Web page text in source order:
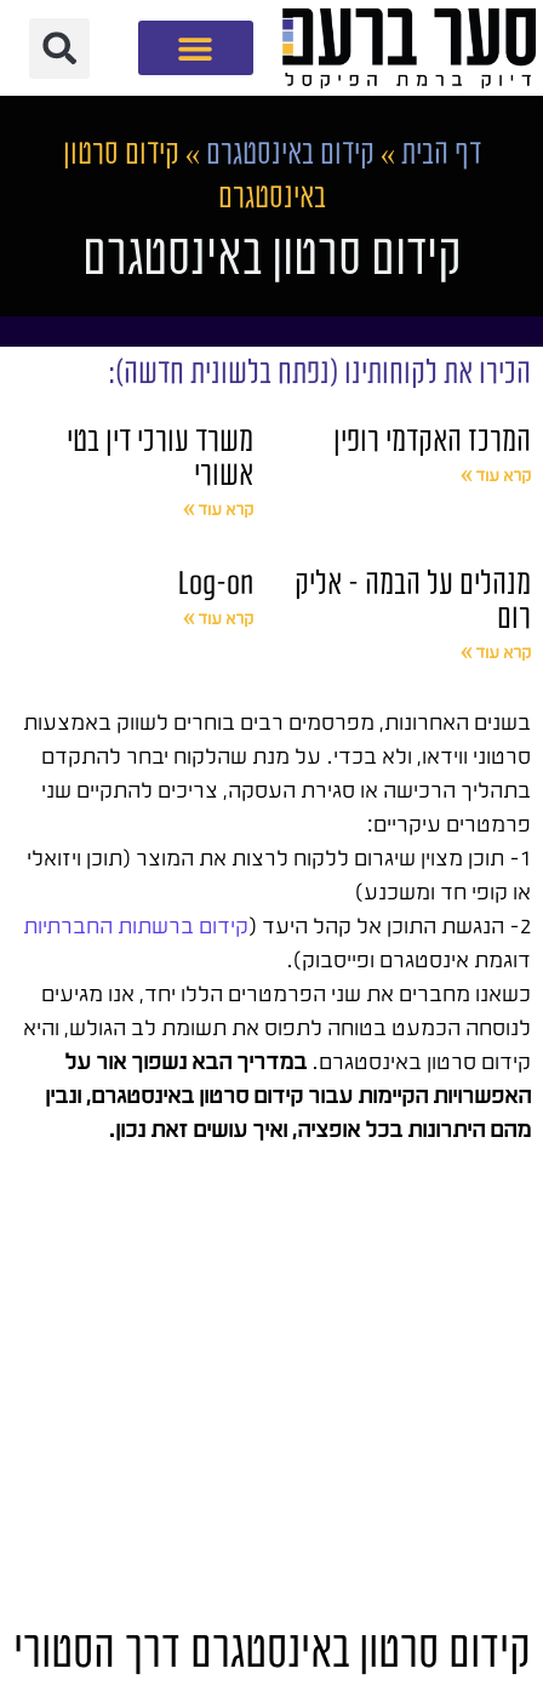
דף הבית » קידום באינסטגרם » קידום סרטון
באינסטגרם
קידום סרטון באינסטגרם
הכירו את לקוחותינו (נפתח בלשונית חדשה):
המרכז האקדמי רופין
קרא עוד »
משרד עורכי דין בטי
אשורי
קרא עוד »
מנהלים על הבמה – אליק
רום
קרא עוד »
Log-on
קרא עוד »
בשנים האחרונות, מפרסמים רבים בוחרים לשווק באמצעות
סרטוני ווידאו, ולא בכדי. על מנת שהלקוח יבחר להתקדם
בתהליך הרכישה או סגירת העסקה, צריכים להתקיים שני
פרמטרים עיקריים:
1- תוכן מצוין שיגרום ללקוח לרצות את המוצר (תוכן ויזואלי
או קופי חד ומשכנע)
2- הנגשת התוכן אל קהל היעד (
קידום ברשתות החברתיות
דוגמת אינסטגרם ופייסבוק).
כשאנו מחברים את שני הפרמטרים הללו יחד, אנו מגיעים
לנוסחה הכמעט בטוחה לתפוס את תשומת לב הגולש, והיא
קידום סרטון באינסטגרם. במדריך הבא נשפוך אור על
האפשרויות הקיימות עבור קידום סרטון באינסטגרם, ונבין
מהם היתרונות בכל אופציה, ואיך עושים זאת נכון.
קידום סרטון באינסטגרם דרך הסטורי